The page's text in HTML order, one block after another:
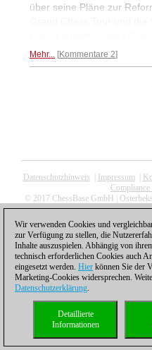
über seine Pläne zur
Mehr... Kommentare 2
Datenschutzhinweis Impressum|
© 2017 ChessBase GmbH |
Wir verwenden Cookies und
zur Verfügung zu stellen, die
Inhalte auszuspielen. Abhängig von
technisch erforderlichen Cookies auch
eingesetzt werden. Hier können Sie der
Marketing-Cookies widersprechen.
Datenschutzerklärung.
Detaillierte
Informationen